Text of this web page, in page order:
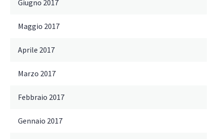
Giugno 2017
Maggio 2017
Aprile 2017
Marzo 2017
Febbraio 2017
Gennaio 2017